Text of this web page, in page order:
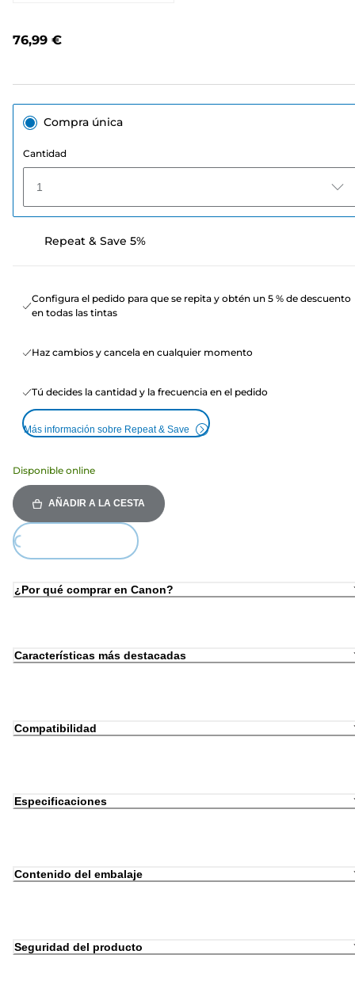
76,99 €
Compra única
Cantidad
1
Repeat & Save 5%
Configura el pedido para que se repita y obtén un 5 % de descuento
en todas las tintas
Haz cambios y cancela en cualquier momento
Tú decides la cantidad y la frecuencia en el pedido
Más información sobre Repeat & Save
Disponible online
AÑADIR A LA CESTA
Loading...
¿Por qué comprar en Canon?
Características más destacadas
Compatibilidad
Especificaciones
Contenido del embalaje
Seguridad del producto